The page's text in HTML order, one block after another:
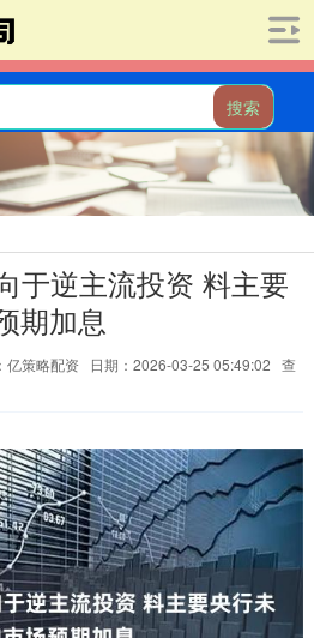
搜索
于逆主流投资 料主要
期加息
亿策略配资 日期：2026-03-25 05:49:02 查